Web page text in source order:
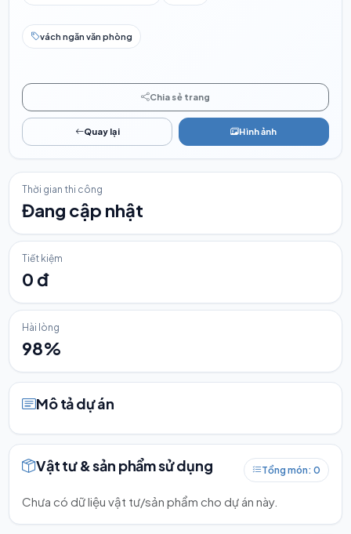
vách ngăn văn phòng
Chia sẻ trang
Quay lại Hình ảnh
Thời gian thi công
Đang cập nhật
Tiết kiệm
0 đ
Hài lòng
98%
Mô tả dự án
Vật tư & sản phẩm sử dụng Tổng món: 0
Chưa có dữ liệu vật tư/sản phẩm cho dự án này.